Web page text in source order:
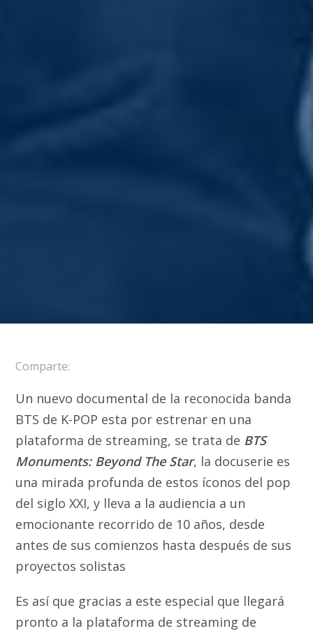
Comparte:
Un nuevo documental de la reconocida banda
BTS de K-POP esta por estrenar en una
plataforma de streaming, se trata de BTS
Monuments: Beyond The Star, la docuserie es
una mirada profunda de estos íconos del pop
del siglo XXI, y lleva a la audiencia a un
emocionante recorrido de 10 años, desde
antes de sus comienzos hasta después de sus
proyectos solistas
Es así que gracias a este especial que llegará
pronto a la plataforma de streaming de